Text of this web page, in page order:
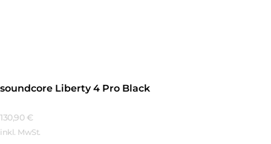
soundcore Liberty 4 Pro Black
130,90 €
inkl. MwSt.